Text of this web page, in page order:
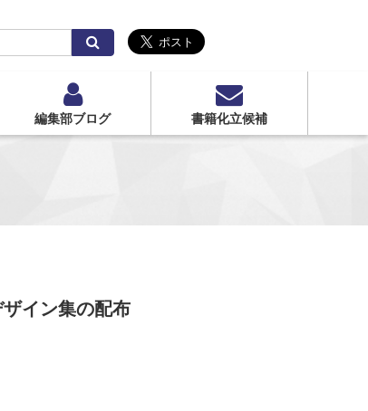
索
編集部ブログ 書籍化立候補
イン集の配布